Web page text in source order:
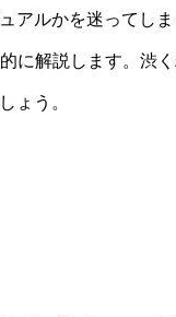
アルかを迷ってし
に解説します。渋
ょう。